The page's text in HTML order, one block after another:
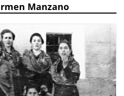
Manzano